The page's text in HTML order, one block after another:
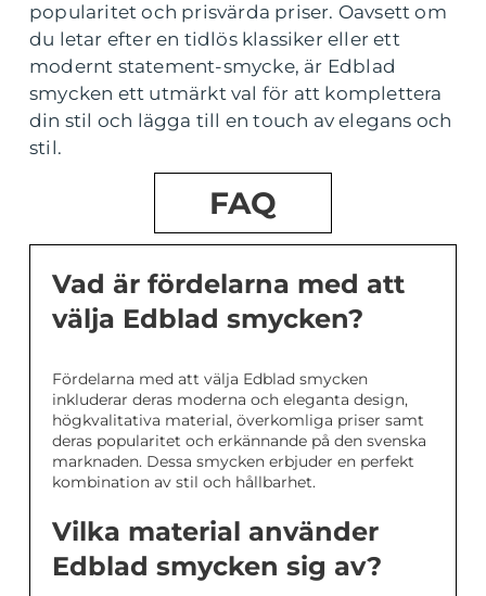
popularitet och prisvärda priser. Oavsett om
du letar efter en tidlös klassiker eller ett
modernt statement-smycke, är Edblad
smycken ett utmärkt val för att komplettera
din stil och lägga till en touch av elegans och
stil.
FAQ
Vad är fördelarna med att
välja Edblad smycken?
Fördelarna med att välja Edblad smycken
inkluderar deras moderna och eleganta design,
högkvalitativa material, överkomliga priser samt
deras popularitet och erkännande på den svenska
marknaden. Dessa smycken erbjuder en perfekt
kombination av stil och hållbarhet.
Vilka material använder
Edblad smycken sig av?